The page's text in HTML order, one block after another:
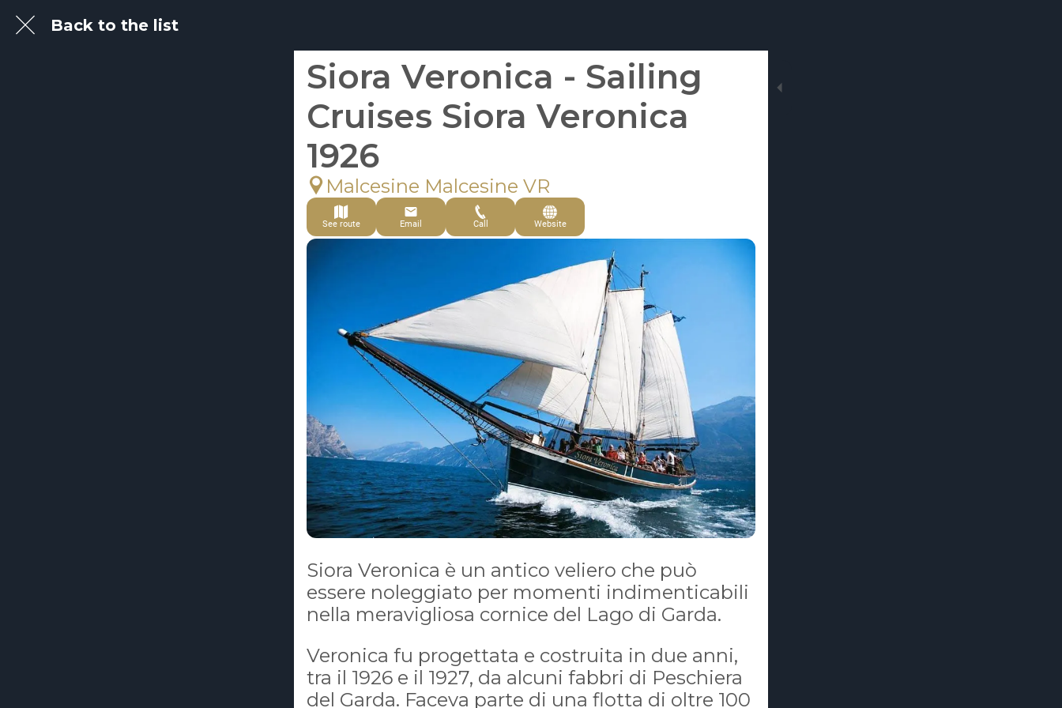
Back to the list
Siora Veronica - Sailing
Cruises Siora Veronica
1926
Malcesine Malcesine VR
See route Email Call Website
Siora Veronica è un antico veliero che può
essere noleggiato per momenti indimenticabili
nella meravigliosa cornice del Lago di Garda.
Veronica fu progettata e costruita in due anni,
tra il 1926 e il 1927, da alcuni fabbri di Peschiera
del Garda. Faceva parte di una flotta di oltre 100